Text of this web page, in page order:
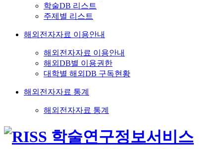
학술DB 리스트
주제별 리스트
해외전자자료 이용안내
해외전자자료 이용안내
해외DB별 이용권한
대학별 해외DB 구독현황
해외전자자료 통계
해외전자자료 통계